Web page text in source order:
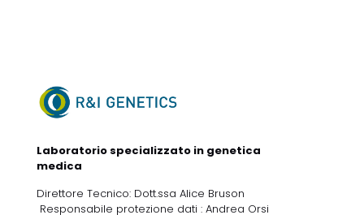
Laboratorio specializzato in genetica
medica
Direttore Tecnico: Dott.ssa Alice Bruson
Responsabile protezione dati : Andrea Orsi